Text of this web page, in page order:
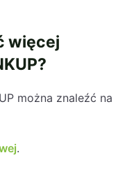
więcej
można znaleźć na
.